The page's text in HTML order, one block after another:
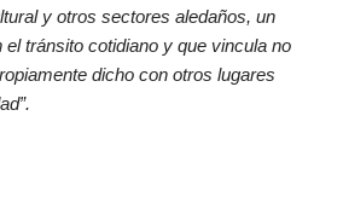
y otros sectores aledaños, un
tránsito cotidiano y que vincula no
dicho con otros lugares